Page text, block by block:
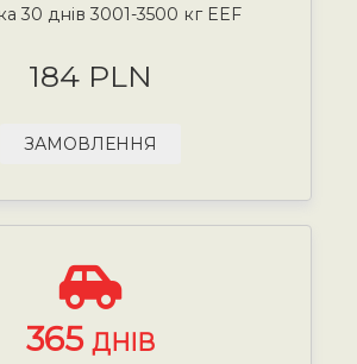
30 днів 3001-3500 кг EEF
184 PLN
ЗАМОВЛЕННЯ
365 ДНІВ